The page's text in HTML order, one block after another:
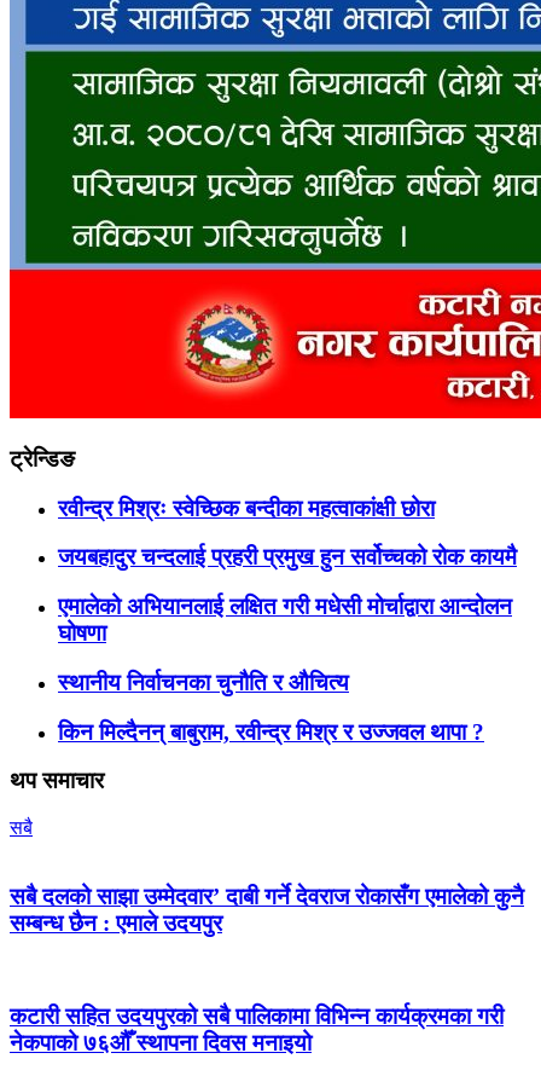
ट्रेन्डिङ
रवीन्द्र मिश्रः स्वेच्छिक बन्दीका महत्वाकांक्षी छोरा
जयबहादुर चन्दलाई प्रहरी प्रमुख हुन सर्वोच्चको रोक कायमै
एमालेको अभियानलाई लक्षित गरी मधेसी मोर्चाद्वारा आन्दोलन
घोषणा
स्थानीय निर्वाचनका चुनौति र औचित्य
किन मिल्दैनन् बाबुराम, रवीन्द्र मिश्र र उज्जवल थापा ?
थप समाचार
सबै
सबै दलको साझा उम्मेदवार’ दाबी गर्ने देवराज रोकासँग एमालेको कुनै
सम्बन्ध छैन : एमाले उदयपुर
कटारी सहित उदयपुरको सबै पालिकामा विभिन्न कार्यक्रमका गरी
नेकपाको ७६औँ स्थापना दिवस मनाइयो